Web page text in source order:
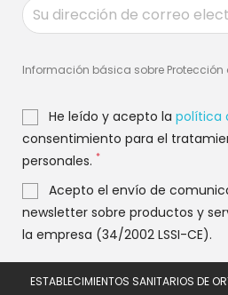
Información básica sobre Protección
He leído y acepto la política
consentimiento para el
personales. *
Acepto el envío de
newsletter sobre productos y
la empresa (34/2002 LSSI-CE).
ESTABLECIMIENTOS SANITARIOS DE